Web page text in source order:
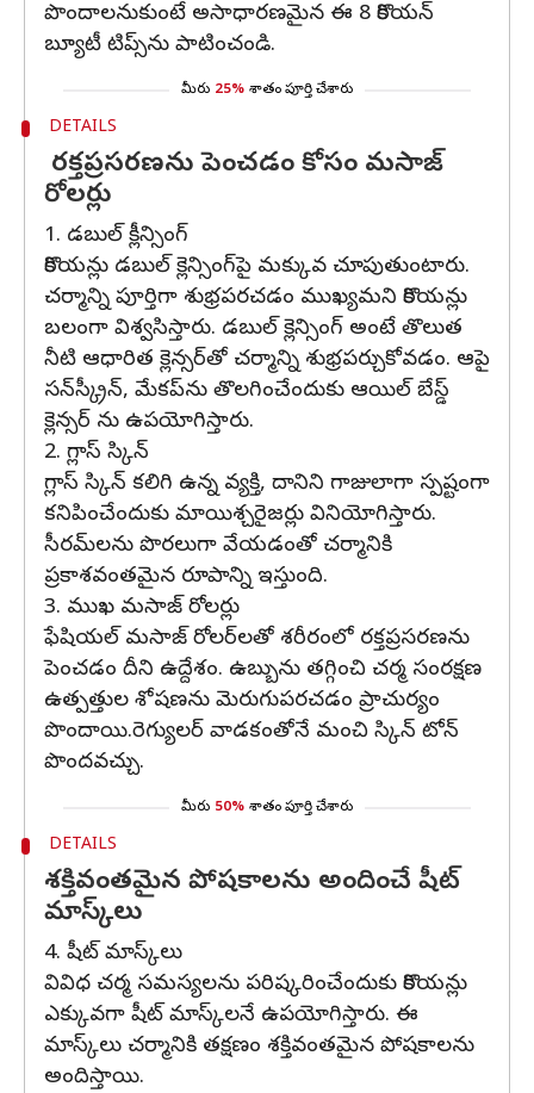
పొందాలనుకుంటే అసాధారణమైన ఈ 8 కొరియన్
బ్యూటీ టిప్స్‌ను పాటించండి.
మీరు 25% శాతం పూర్తి చేశారు
DETAILS
రక్తప్రసరణను పెంచడం కోసం మసాజ్
రోలర్లు
1. డబుల్ క్లీన్సింగ్
కొరియన్లు డబుల్ క్లెన్సింగ్‌పై మక్కువ చూపుతుంటారు.
చర్మాన్ని పూర్తిగా శుభ్రపరచడం ముఖ్యమని కొరియన్లు
బలంగా విశ్వసిస్తారు. డబుల్ క్లెన్సింగ్ అంటే తొలుత
నీటి ఆధారిత క్లెన్సర్‌తో చర్మాన్ని శుభ్రపర్చుకోవడం. ఆపై
సన్‌స్క్రీన్, మేకప్‌ను తొలగించేందుకు ఆయిల్ బేస్డ్
క్లెన్సర్‌ ను ఉపయోగిస్తారు.
2. గ్లాస్ స్కిన్
గ్లాస్ స్కిన్ కలిగి ఉన్న వ్యక్తి, దానిని గాజులాగా స్పష్టంగా
కనిపించేందుకు మాయిశ్చరైజర్లు వినియోగిస్తారు.
సీరమ్‌లను పొరలుగా వేయడంతో చర్మానికి
ప్రకాశవంతమైన రూపాన్ని ఇస్తుంది.
3. ముఖ మసాజ్ రోలర్లు
ఫేషియల్ మసాజ్ రోలర్‌లతో శరీరంలో రక్తప్రసరణను
పెంచడం దీని ఉద్దేశం. ఉబ్బును తగ్గించి చర్మ సంరక్షణ
ఉత్పత్తుల శోషణను మెరుగుపరచడం ప్రాచుర్యం
పొందాయి.రెగ్యులర్ వాడకంతోనే మంచి స్కిన్ టోన్
పొందవచ్చు.
మీరు 50% శాతం పూర్తి చేశారు
DETAILS
శక్తివంతమైన పోషకాలను అందించే షీట్
మాస్క్‌లు
4. షీట్ మాస్క్‌లు
వివిధ చర్మ సమస్యలను పరిష్కరించేందుకు కొరియన్లు
ఎక్కువగా షీట్ మాస్క్‌లనే ఉపయోగిస్తారు. ఈ
మాస్క్‌లు చర్మానికి తక్షణం శక్తివంతమైన పోషకాలను
అందిస్తాయి.